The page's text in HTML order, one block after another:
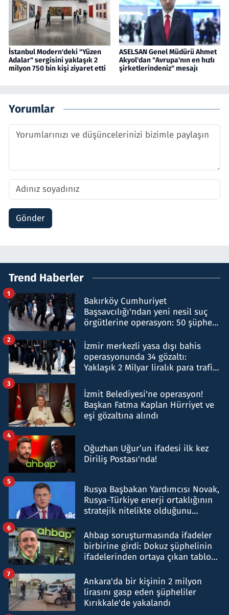
İstanbul Modern'deki "Yüzen
Adalar" sergisini yaklaşık 2
milyon 750 bin kişi ziyaret etti
ASELSAN Genel Müdürü Ahmet
Akyol'dan "Avrupa'nın en hızlı
şirketlerindeniz" mesajı
Yorumlar
Gönder
Trend Haberler
Bakırköy Cumhuriyet
Başsavcılığı'ndan yeni nesil suç
örgütlerine operasyon: 50 şüpheli
1
İzmir merkezli yasa dışı bahis
operasyonunda 34 gözaltı:
Yaklaşık 2 Milyar liralık para trafiği
2
İzmit Belediyesi'ne operasyon!
Başkan Fatma Kaplan Hürriyet ve
eşi gözaltına alındı
3
Oğuzhan Uğur’un ifadesi ilk kez
Diriliş Postası'nda!
4
Rusya Başbakan Yardımcısı Novak,
Rusya-Türkiye enerji ortaklığının
stratejik nitelikte olduğunu
5
Ahbap soruşturmasında ifadeler
birbirine girdi: Dokuz şüphelinin
ifadelerinden ortaya çıkan tablo
6
Ankara'da bir kişinin 2 milyon
lirasını gasp eden şüpheliler
Kırıkkale'de yakalandı
7